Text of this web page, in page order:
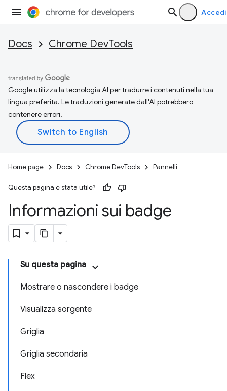
Accedi
Docs Chrome DevTools
Google utilizza la tecnologia AI per tradurre i contenuti nella tua
lingua preferita. Le traduzioni generate dall'AI potrebbero
contenere errori.
Home page Docs Chrome DevTools Pannelli
Questa pagina è stata utile?
Informazioni sui badge
Su questa pagina
Mostrare o nascondere i badge
Visualizza sorgente
Griglia
Griglia secondaria
Flex